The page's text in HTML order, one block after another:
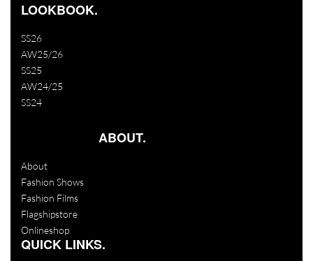
LOOKBOOK.
SS26
AW25/26
SS25
AW24/25
SS24
ABOUT.
About
Fashion Shows
Fashion Films
Flagshipstore
Onlineshop
QUICK LINKS.